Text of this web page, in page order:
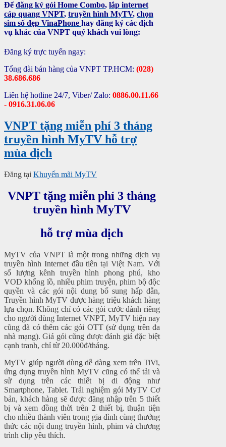
Đểđăng ký gói Home Combo, lắp internet
cáp quang VNPT, truyền hình MyTV, chọn
sim số đẹp VinaPhone hay đăng ký các dịch
vụ khác của VNPT quý khách vui lòng:
Đăng ký trực tuyến ngay:
Tổng đài bán hàng của VNPT TP.HCM: (028)
38.686.686
Liên hệ hotline 24/7, Viber/ Zalo: 0886.00.11.66
- 0916.31.06.06
VNPT tặng miễn phí 3 tháng
truyền hình MyTV hỗ trợ
mùa dịch
Đăng tại Khuyến mãi MyTV
VNPT tặng miễn phí 3 tháng
truyền hình MyTV
hỗ trợ mùa dịch
MyTV của VNPT là một trong những dịch vụ
truyền hình Internet đầu tiên tại Việt Nam. Với
số lượng kênh truyền hình phong phú, kho
VOD khổng lồ, nhiều phim truyện, phim bộ độc
quyền và các gói nội dung bổ sung hấp dẫn,
Truyền hình MyTV được hàng triệu khách hàng
lựa chọn. Không chỉ có các gói cước dành riêng
cho người dùng Internet VNPT, MyTV hiện nay
cũng đã có thêm các gói OTT (sử dụng trên đa
nhà mạng). Giá gói cũng được đánh giá đặc biệt
cạnh tranh, chỉ từ 20.000đ/tháng.
MyTV giúp người dùng dễ dàng xem trên TiVi,
ứng dụng truyền hình MyTV cũng có thể tải và
sử dụng trên các thiết bị di động như
Smartphone, Tablet. Trải nghiệm gói MyTV Cơ
bản, khách hàng sẽ được đăng nhập trên 5 thiết
bị và xem đồng thời trên 2 thiết bị, thuận tiện
cho nhiều thành viên trong gia đình cùng thưởng
thức các nội dung truyền hình, phim và chương
trình clip yêu thích.